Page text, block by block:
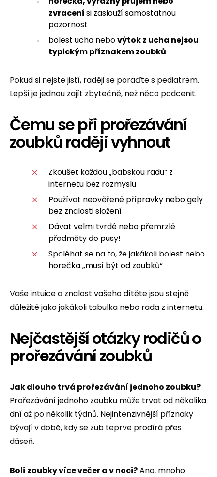
zvracenísi zaslouží samostatnou
pozornost
bolest ucha nebovýtok z ucha nejsou
typickým příznakem zoubků
Pokud si nejste jistí, raději se poraďte s pediatrem.
Lepší je jednou zajít zbytečně, než něco podcenit.
Čemu se při prořezávání
zoubků raději vyhnout
Zkoušet každou „babskou radu“ z
internetu bez rozmyslu
Používat neověřené přípravky nebo gely
bez znalosti složení
Dávat velmi tvrdé nebo přemrzlé
předměty do pusy!
Spoléhat se na to, že jakákoli bolest nebo
horečka „musí být od zoubků“
Vaše intuice a znalost vašeho dítěte jsou stejně
důležité jako jakákoli tabulka nebo rada z internetu.
Nejčastější otázky rodičů o
prořezávání zoubků
Jak dlouho trvá prořezávání jednoho zoubku?
Prořezávání jednoho zoubku může trvat od několika
dní až po několik týdnů. Nejintenzivnější příznaky
bývají v době, kdy se zub teprve prodírá přes
dáseň.
Bolí zoubky více večer a v noci?Ano, mnoho